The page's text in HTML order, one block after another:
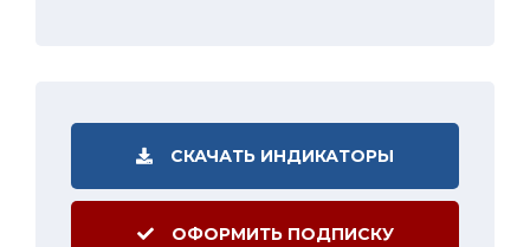
СКАЧАТЬ ИНДИКАТОРЫ
ОФОРМИТЬ ПОДПИСКУ